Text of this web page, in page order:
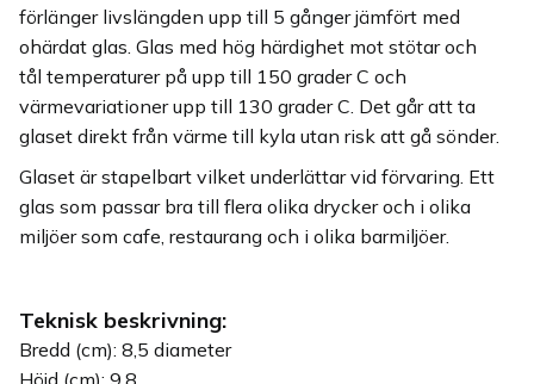
förlänger livslängden upp till 5 gånger jämfört med
ohärdat glas. Glas med hög härdighet mot stötar och
tål temperaturer på upp till 150 grader C och
värmevariationer upp till 130 grader C. Det går att ta
glaset direkt från värme till kyla utan risk att gå sönder.
Glaset är stapelbart vilket underlättar vid förvaring. Ett
glas som passar bra till flera olika drycker och i olika
miljöer som cafe, restaurang och i olika barmiljöer.
Teknisk beskrivning:
Bredd (cm): 8,5 diameter
Höjd (cm): 9,8